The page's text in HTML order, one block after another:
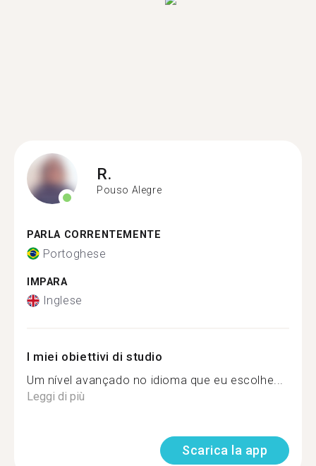
R.
Pouso Alegre
PARLA CORRENTEMENTE
Portoghese
IMPARA
Inglese
I miei obiettivi di studio
Um nível avançado no idioma que eu escolhe...
Leggi di più
Scarica la app